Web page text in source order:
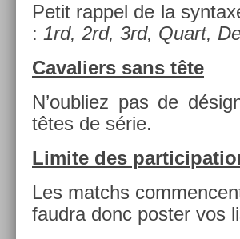
Petit rap­pel de la
: 1rd, 2rd, 3rd, Quart,
Cavali­ers sans tête
N’oub­liez pas de
têtes de série.
Li­mite des
Les matchs
faud­ra donc post­er vos